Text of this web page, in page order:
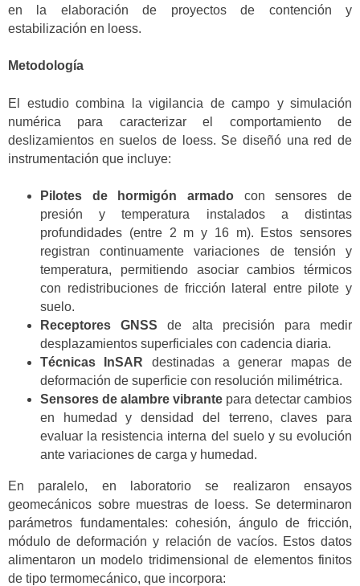
en la elaboración de proyectos de contención y
estabilización en loess.
Metodología
El estudio combina la vigilancia de campo y simulación
numérica para caracterizar el comportamiento de
deslizamientos en suelos de loess. Se diseñó una red de
instrumentación que incluye:
Pilotes de hormigón armado con sensores de
presión y temperatura instalados a distintas
profundidades (entre 2 m y 16 m). Estos sensores
registran continuamente variaciones de tensión y
temperatura, permitiendo asociar cambios térmicos
con redistribuciones de fricción lateral entre pilote y
suelo.
Receptores GNSS de alta precisión para medir
desplazamientos superficiales con cadencia diaria.
Técnicas InSAR destinadas a generar mapas de
deformación de superficie con resolución milimétrica.
Sensores de alambre vibrante para detectar cambios
en humedad y densidad del terreno, claves para
evaluar la resistencia interna del suelo y su evolución
ante variaciones de carga y humedad.
En paralelo, en laboratorio se realizaron ensayos
geomecánicos sobre muestras de loess. Se determinaron
parámetros fundamentales: cohesión, ángulo de fricción,
módulo de deformación y relación de vacíos. Estos datos
alimentaron un modelo tridimensional de elementos finitos
de tipo termomecánico, que incorpora: